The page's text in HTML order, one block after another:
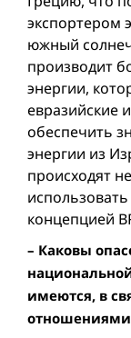
экспортером
южный
производит
энергии,
евразийские
обеспечить
энергии из
происходят
концепцией
– Каковы
имеются, в
отношениями